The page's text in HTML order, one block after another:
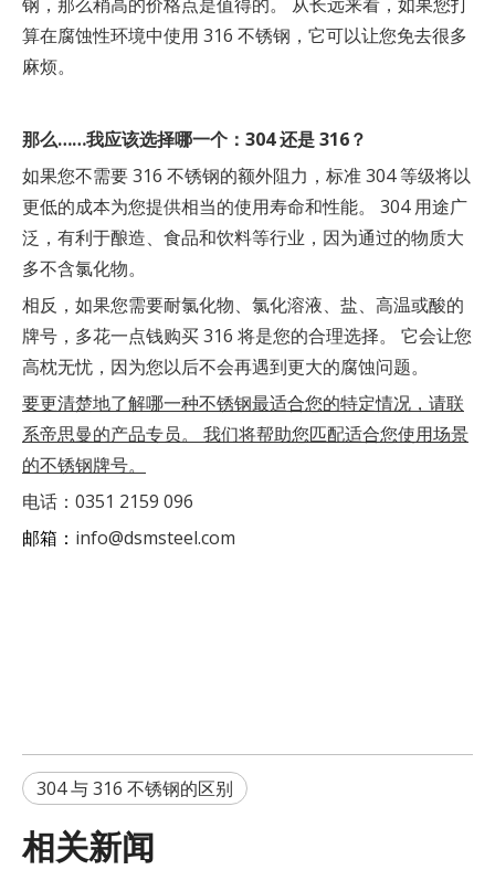
算在腐蚀性环境中使用 316 不锈钢，它可以让您免去很多
麻烦。
那么……我应该选择哪一个：304 还是 316？
如果您不需要 316 不锈钢的额外阻力，标准 304 等级将以
更低的成本为您提供相当的使用寿命和性能。 304 用途广
泛，有利于酿造、食品和饮料等行业，因为通过的物质大
多不含氯化物。
相反，如果您需要耐氯化物、氯化溶液、盐、高温或酸的
牌号，多花一点钱购买 316 将是您的合理选择。 它会让您
高枕无忧，因为您以后不会再遇到更大的腐蚀问题。
要更清楚地了解哪一种不锈钢最适合您的特定情况，请联
系帝思曼的产品专员。 我们将帮助您匹配适合您使用场景
的不锈钢牌号。
电话：0351 2159 096
邮箱： info@dsmsteel.com
304 与 316 不锈钢的区别
相关新闻